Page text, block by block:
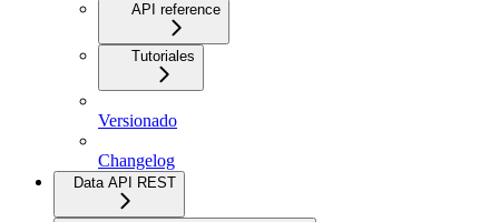
API reference
Tutoriales
Versionado
Changelog
Data API REST